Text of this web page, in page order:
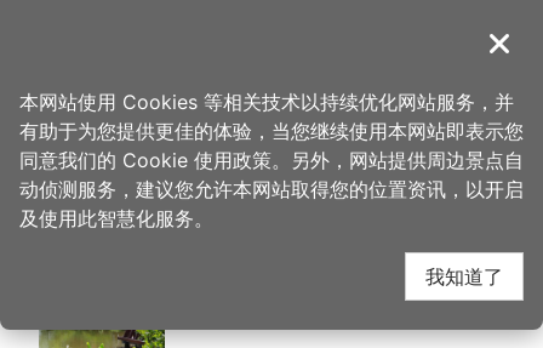
導覽
首页 > 想去的地方 > 美食、购物 > 云沧小馆
云沧小馆 周边店家
关闭
本网站使用 Cookies 等相关技术以持续优化网站服务，并
有助于为您提供更佳的体验，当您继续使用本网站即表示您
同意我们的 Cookie 使用政策。另外，网站提供周边景点自
动侦测服务，建议您允许本网站取得您的位置资讯，以开启
及使用此智慧化服务。
我知道了